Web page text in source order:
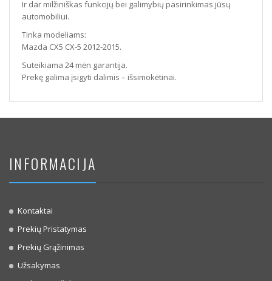
Ir dar milžiniškas funkcijų bei galimybių pasirinkimas jūsų
automobiliui.
Tinka modeliams:
Mazda CX5 CX-5 2012-2015.
Suteikiama 24 mėn garantija.
Prekę galima įsigyti dalimis – išsimokėtinai.
INFORMACIJA
Kontaktai
Prekių Pristatymas
Prekių Grąžinimas
Užsakymas